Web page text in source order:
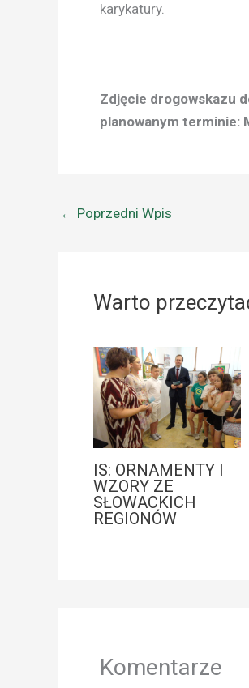
karykatury.
Zdjęcie drogowskazu
planowanym terminie:
← Poprzedni Wpis
Warto
IS: ORNAMENTY I
WZORY ZE
SŁOWACKICH
REGIONÓW
Komentarze